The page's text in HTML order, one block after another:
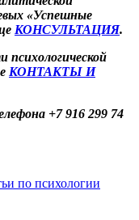
«Успешные
КОНСУЛЬТАЦИЯ.
психологической
КОНТАКТЫ И
+7 916 299 74
по психологии